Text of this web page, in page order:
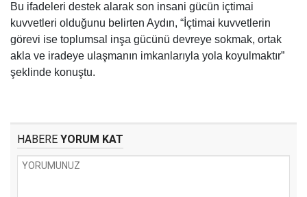
Bu ifadeleri destek alarak son insani gücün içtimai
kuvvetleri olduğunu belirten Aydın, “İçtimai kuvvetlerin
görevi ise toplumsal inşa gücünü devreye sokmak, ortak
akla ve iradeye ulaşmanın imkanlarıyla yola koyulmaktır”
şeklinde konuştu.
HABERE YORUM KAT